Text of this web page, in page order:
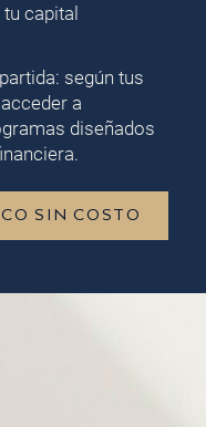
capital
según tus
a
diseñados
SIN COSTO